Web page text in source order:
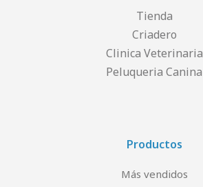
Tienda
Criadero
Clinica Veterinaria
Peluqueria Canina
Productos
Más vendidos